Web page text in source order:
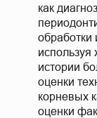
как
обработки
истории
оценки
корневых
оценки